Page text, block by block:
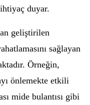
duyar.
geliştirilen
sağlayan
Örneğin,
önlemekte etkili
mide bulantısı gibi